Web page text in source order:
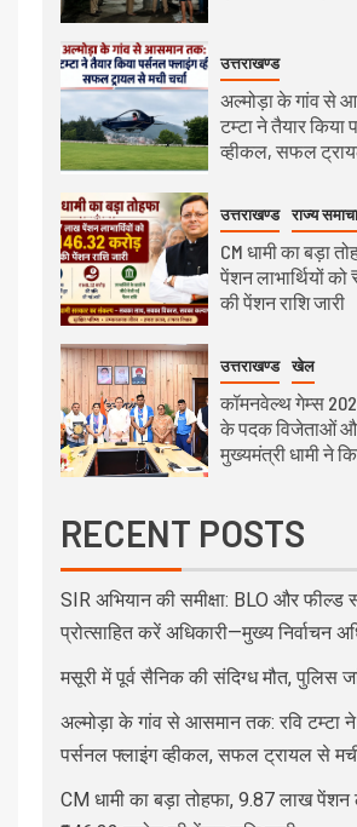
उत्तराखण्ड
अल्मोड़ा के गांव से
टम्टा ने तैयार किया
व्हीकल, सफल
उत्तराखण्ड राज्य
CM धामी का बड़ा
पेंशन लाभार्थियों
की पेंशन राशि जारी
उत्तराखण्ड खेल
कॉमनवेल्थ गेम्स
के पदक विजेताओं
मुख्यमंत्री धामी ने
RECENT POSTS
SIR अभियान की समीक्षा: BLO और फील्ड
प्रोत्साहित करें अधिकारी—मुख्य निर्वाचन
मसूरी में पूर्व सैनिक की संदिग्ध मौत, पुलिस
अल्मोड़ा के गांव से आसमान तक: रवि टम्टा ने
पर्सनल फ्लाइंग व्हीकल, सफल ट्रायल से
CM धामी का बड़ा तोहफा, 9.87 लाख पेंशन